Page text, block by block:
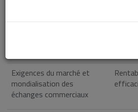
Exigences du marché et
mondialisation des
échanges commerciaux